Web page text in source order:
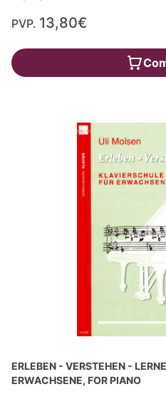
PVP. 13,80€
ERLEBEN - VERSTEHEN -
ERWACHSENE, FOR PIANO